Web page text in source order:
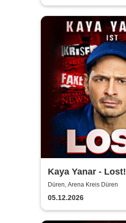
Kaya Yanar - Lost!
Düren, Arena Kreis Düren
05.12.2026